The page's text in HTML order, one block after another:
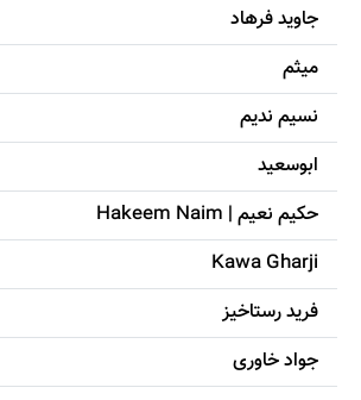
جاويد فرهاد
میثم
نسیم ندیم
ابوسعيد
حکيم نعيم | Hakeem Naim
Kawa Gharji
فرید رستاخیز
جواد خاوری